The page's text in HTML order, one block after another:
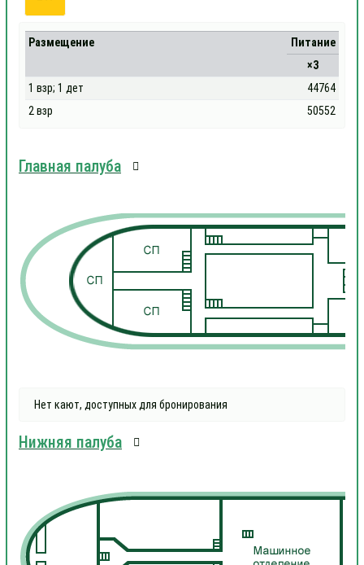
Размещение
Питание
×3
1 взр; 1 дет
44764
2 взр
50552
Главная палуба
Нет кают, доступных для бронирования
Нижняя палуба